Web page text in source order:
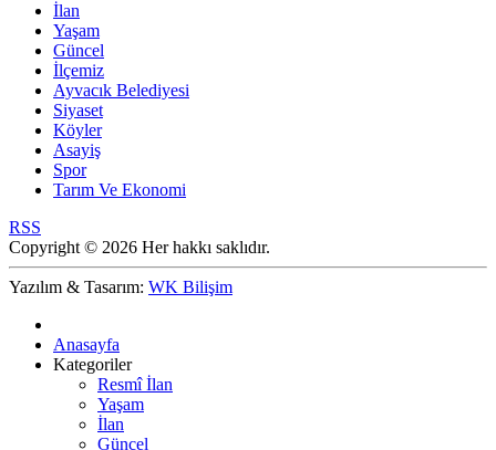
İlan
Yaşam
Güncel
İlçemiz
Ayvacık Belediyesi
Siyaset
Köyler
Asayiş
Spor
Tarım Ve Ekonomi
RSS
Copyright © 2026 Her hakkı saklıdır.
Yazılım & Tasarım: WK Bilişim
Anasayfa
Kategoriler
Resmî İlan
Yaşam
İlan
Güncel